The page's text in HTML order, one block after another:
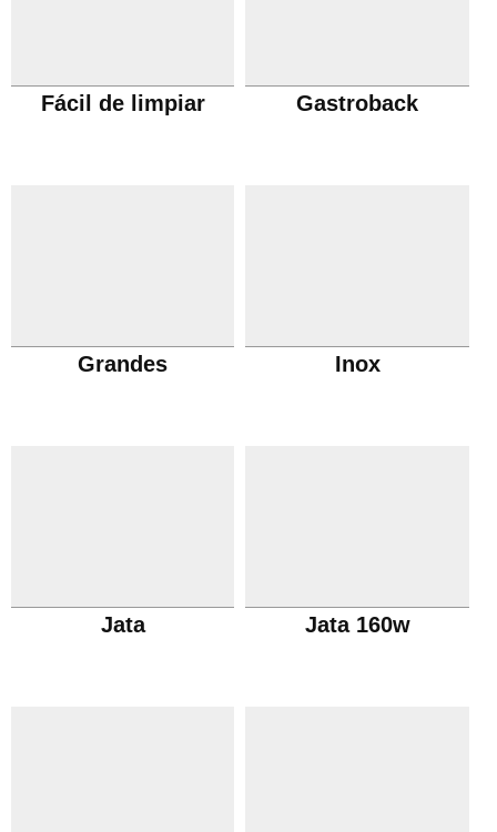
Fácil de limpiar Gastroback
Grandes Inox
Jata Jata 160w